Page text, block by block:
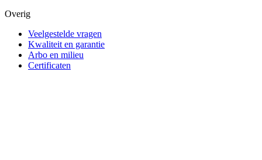
Overig
Veelgestelde vragen
Kwaliteit en garantie
Arbo en milieu
Certificaten